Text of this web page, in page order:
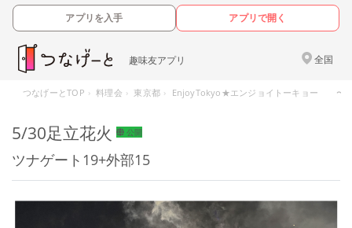
アプリを入手 アプリで開く
趣味友アプリ 全国
つなげーとTOP 料理会 東京都 EnjoyTokyo★エンジョイトーキョー 〜気
5/30足立花火 公開
ツナゲート19+外部15